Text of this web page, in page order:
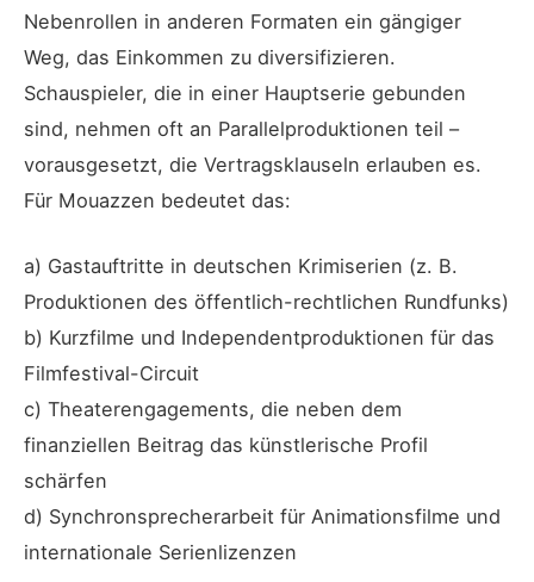
Nebenrollen in anderen Formaten ein gängiger
Weg, das Einkommen zu diversifizieren.
Schauspieler, die in einer Hauptserie gebunden
sind, nehmen oft an Parallelproduktionen teil –
vorausgesetzt, die Vertragsklauseln erlauben es.
Für Mouazzen bedeutet das:
a) Gastauftritte in deutschen Krimiserien (z. B.
Produktionen des öffentlich-rechtlichen Rundfunks)
b) Kurzfilme und Independentproduktionen für das
Filmfestival-Circuit
c) Theaterengagements, die neben dem
finanziellen Beitrag das künstlerische Profil
schärfen
d) Synchronsprecherarbeit für Animationsfilme und
internationale Serienlizenzen